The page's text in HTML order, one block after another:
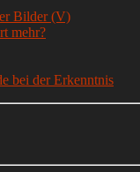
Bilder (V)
mehr?
bei der Erkenntnis